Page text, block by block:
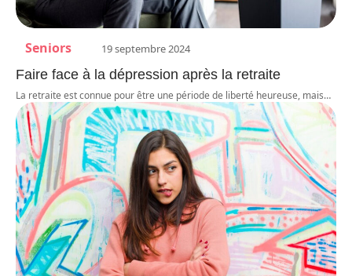
Seniors 19 septembre 2024
Faire face à la dépression après la retraite
La retraite est connue pour être une période de liberté heureuse, mais…